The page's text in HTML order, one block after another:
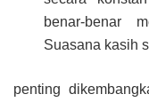
benar-benar
Suasana kasih
penting